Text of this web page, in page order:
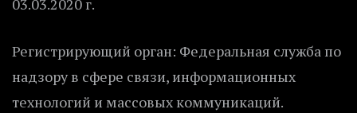
03.03.2020 г.
Регистрирующий орган: Федеральная служба по
надзору в сфере связи, информационных
технологий и массовых коммуникаций.